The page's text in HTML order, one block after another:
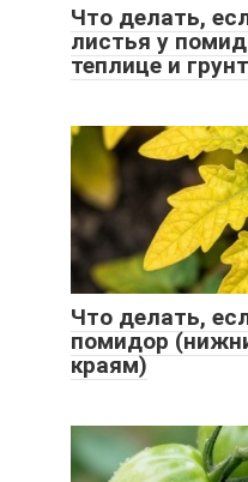
Что делать,
листья у
теплице и
Что делать,
помидор
краям)